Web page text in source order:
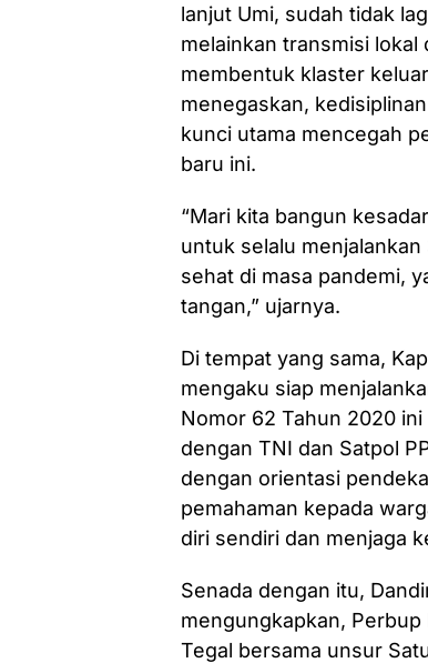
lanjut Umi, sudah tidak
melainkan transmisi
membentuk klaster
menegaskan,
kunci utama mencegah
baru ini.
“Mari kita bangun
untuk selalu
sehat di masa pandemi,
tangan,” ujarnya.
Di tempat yang sama,
mengaku siap
Nomor 62 Tahun 2020
dengan TNI dan Satpol
dengan orientasi
pemahaman kepada
diri sendiri dan menjaga
Senada dengan itu,
mengungkapkan,
Tegal bersama unsur